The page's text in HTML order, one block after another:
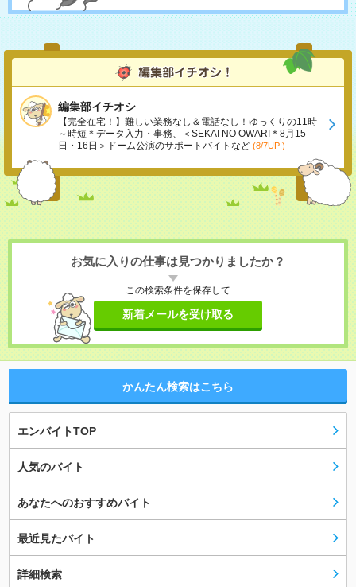
編集部イチオシ
【完全在宅！】難しい業務なし＆電話なし！ゆっくりの11時
～時短＊データ入力・事務、＜SEKAI NO OWARI＊8月15
日・16日＞ドーム公演のサポートバイトなど (8/7UP!)
お気に入りの仕事は見つかりましたか？
この検索条件を保存して
新着メールを受け取る
かんたん検索はこちら
エンバイトTOP
人気のバイト
あなたへのおすすめバイト
最近見たバイト
詳細検索